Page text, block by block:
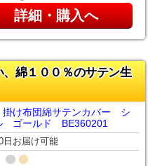
詳細・購入へ
綿１００％のサテン生
け布団綿サテンカバー シ
ゴールド BE360201
日お届け可能